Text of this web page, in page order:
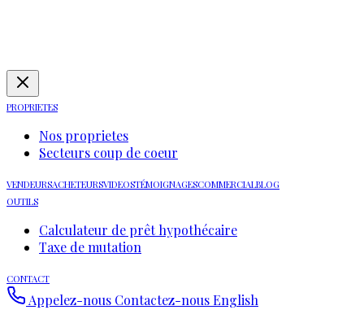
PROPRIETES
Nos proprietes
Secteurs coup de coeur
VENDEURSACHETEURSVIDEOSTÉMOIGNAGESCOMMERCIALBLOG
OUTILS
Calculateur de prêt hypothécaire
Taxe de mutation
CONTACT
Appelez-nous Contactez-nousEnglish